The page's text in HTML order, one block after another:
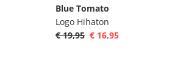
Blue Tomato
Logo Hihaton
€ 19,95 € 16,95